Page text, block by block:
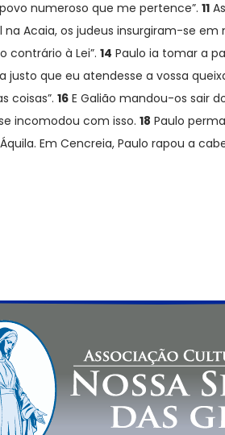
numeroso que me pertence”. 11
Acaia, os judeus insurgiram-se
contrário à Lei”. 14 Paulo ia tomar a
que eu atendesse a vossa
coisas”. 16 E Galião mandou-os sair
incomodou com isso. 18 Paulo
Em Cencreia, Paulo rapou a